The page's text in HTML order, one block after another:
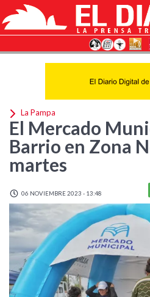
La Pampa
El Mercado
Barrio en Zona
martes
06 NOVIEMBRE 2023 - 13:48